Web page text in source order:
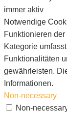
immer aktiv
Notwendige
Funktionieren
Kategorie
Funktionalitäten
gewährleisten.
Informationen.
Non-necessary
Non-